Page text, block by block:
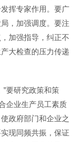
挥专家作用。要广
，加强调度。要注
加强指导，纠正不
大检查的压力传递
”要研究政策和策
企业生产员工素质
政府部门和企业之
现同频共振，保证